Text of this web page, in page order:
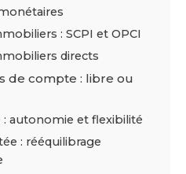
: SCPI et OPCI
directs
de compte : libre ou
: autonomie et flexibilité
: rééquilibrage